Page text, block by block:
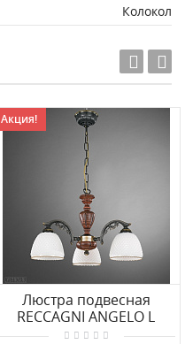
Колокол
Акция!
Люстра подвесная
RECCAGNI ANGELO L
8611/3